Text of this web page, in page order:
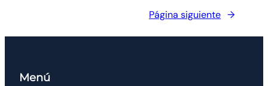
Página siguiente →
Menú